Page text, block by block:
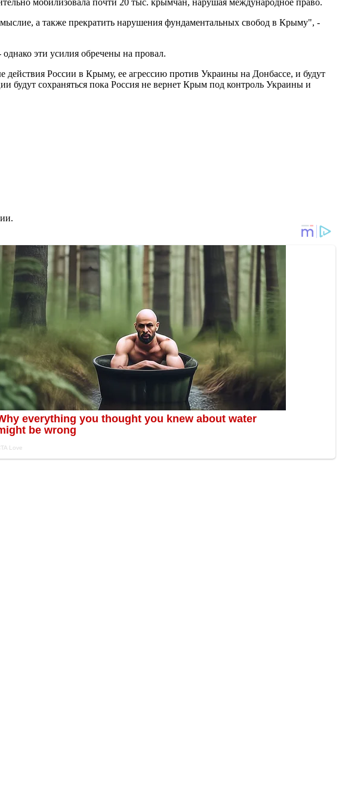
а также прекратить нарушения фундаментальных свобод в Крыму", -
эти усилия обречены на провал.
России в Крыму, ее агрессию против Украины на Донбассе, и будут
сохраняться пока Россия не вернет Крым под контроль Украины и